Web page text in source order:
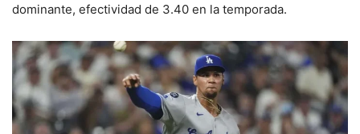
dominante, efectividad de 3.40 en la temporada.